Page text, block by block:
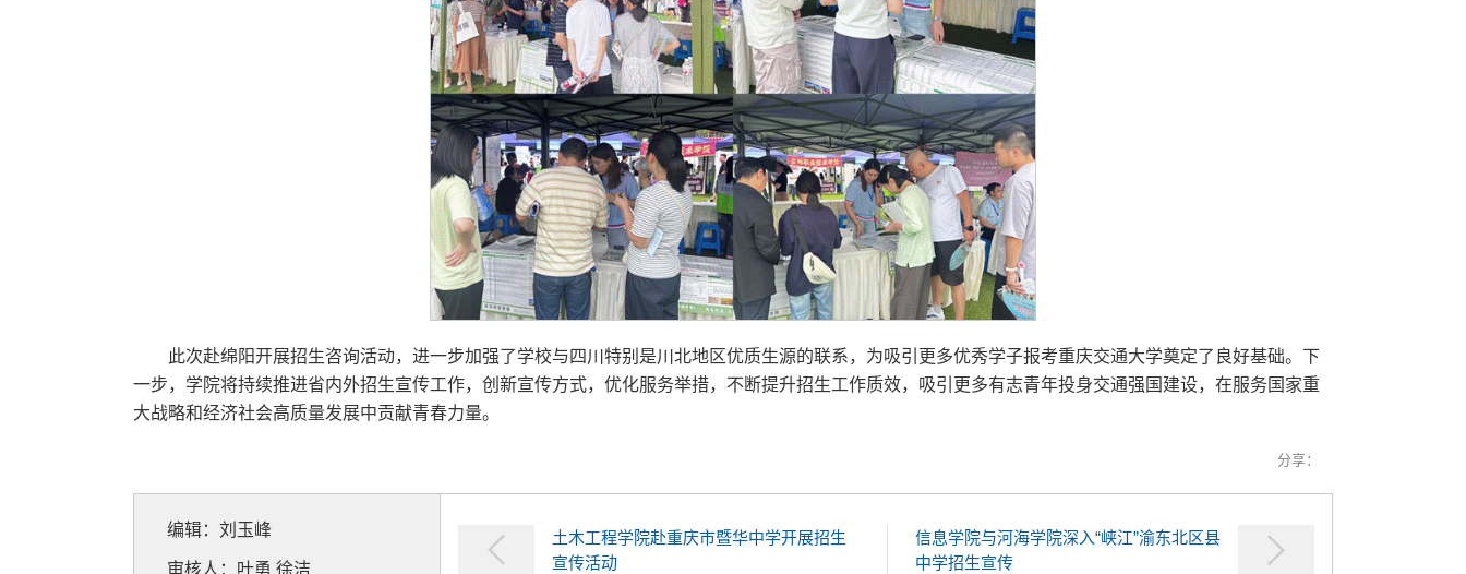
此次赴绵阳开展招生咨询活动，进一步加强了学校与四川特别是川北地区优质生源的联系，为吸引更多优秀学子报考重庆交通大学奠定了良好基础。下
一步，学院将持续推进省内外招生宣传工作，创新宣传方式，优化服务举措，不断提升招生工作质效，吸引更多有志青年投身交通强国建设，在服务国家重
大战略和经济社会高质量发展中贡献青春力量。
分享：
编辑：刘玉峰
审核人：叶勇 徐洁
土木工程学院赴重庆市暨华中学开展招生
宣传活动
信息学院与河海学院深入“峡江”渝东北区县
中学招生宣传